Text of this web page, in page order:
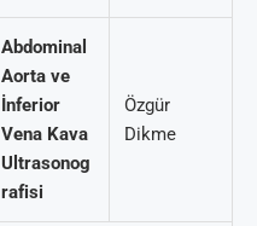
Abdominal
Aorta ve
İnferior
Vena Kava
Ultrasonog
rafisi
Özgür
Dikme